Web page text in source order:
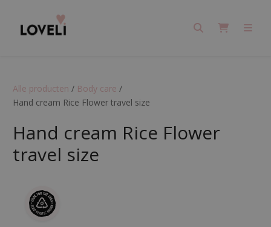
SearchCart
Alle producten / Body care /
Hand cream Rice Flower travel size
Hand cream Rice Flower
travel size